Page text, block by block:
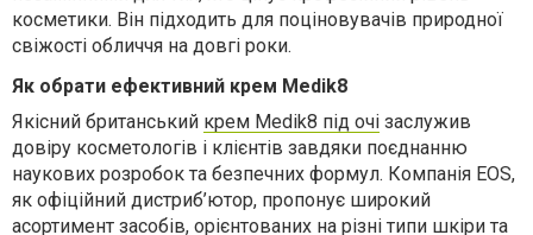
косметики. Він підходить для поціновувачів природної
свіжості обличчя на довгі роки.
Як обрати ефективний крем Medik8
Якісний британський крем Medik8 під очі заслужив
довіру косметологів і клієнтів завдяки поєднанню
наукових розробок та безпечних формул. Компанія EOS,
як офіційний дистриб’ютор, пропонує широкий
асортимент засобів, орієнтованих на різні типи шкіри та